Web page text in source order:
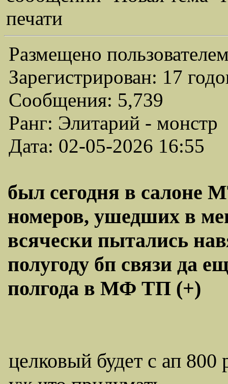
печати
Размещено
Зарегистрирован: 17
Сообщения: 5,739
Ранг: Элитарий - монстр
Дата: 02-05-2026 16:55
был сегодня в салоне
номеров, ушедших в
всячески пытались
полугоду бп связи да
полгода в МФ ТП (+)
целковый будет с ап